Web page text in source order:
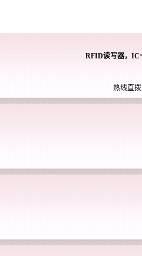
RFID读写器，IC
热线直拨